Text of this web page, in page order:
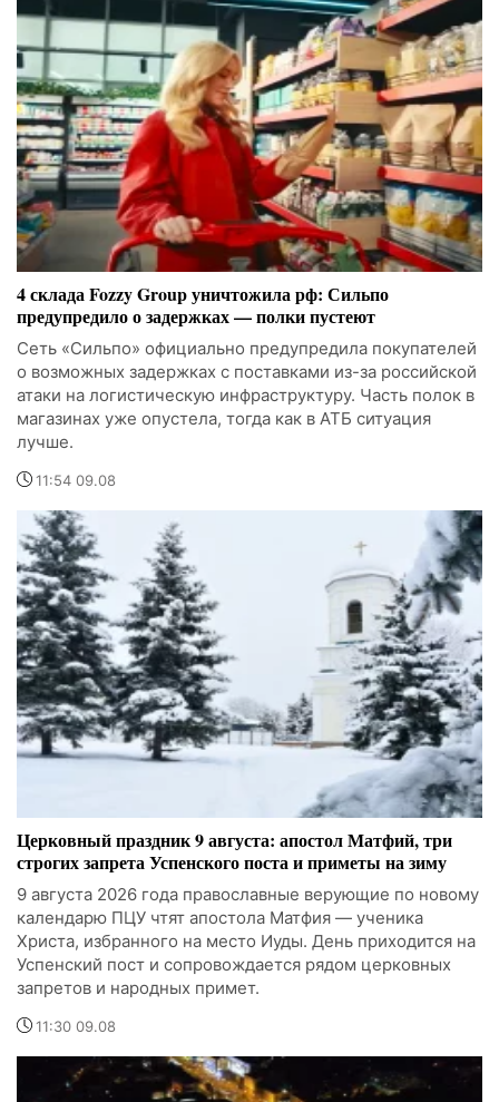
4 склада Fozzy Group уничтожила рф: Сильпо
предупредило о задержках — полки пустеют
Сеть «Сильпо» официально предупредила покупателей
о возможных задержках с поставками из-за российской
атаки на логистическую инфраструктуру. Часть полок в
магазинах уже опустела, тогда как в АТБ ситуация
лучше.
11:54 09.08
Церковный праздник 9 августа: апостол Матфий, три
строгих запрета Успенского поста и приметы на зиму
9 августа 2026 года православные верующие по новому
календарю ПЦУ чтят апостола Матфия — ученика
Христа, избранного на место Иуды. День приходится на
Успенский пост и сопровождается рядом церковных
запретов и народных примет.
11:30 09.08